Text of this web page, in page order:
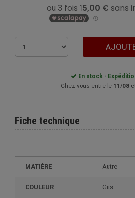
En stock -
Chez vous entre le 11/08
Fiche technique
MATIÈRE autre
COULEUR Gris